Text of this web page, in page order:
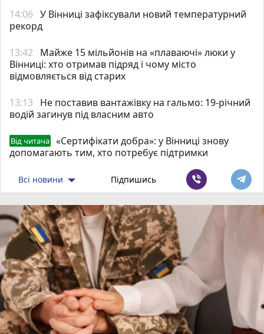
14:06 У Вінниці зафіксували новий температурний
рекорд
13:42
Майже 15 мільйонів на «плаваючі» люки у
Вінниці: хто отримав підряд і чому місто
відмовляється від старих
13:13
Не поставив вантажівку на гальмо: 19-річний
водій загинув під власним авто
Від читача
«Сертифікати добра»: у Вінниці знову
допомагають тим, хто потребує підтримки
Всі новини Підпишись